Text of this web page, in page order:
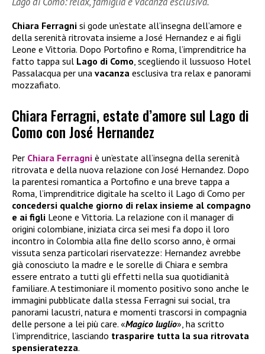
Chiara Ferragni si gode un’estate all’insegna dell’amore e
della serenità ritrovata insieme a José Hernandez e ai figli
Leone e Vittoria. Dopo Portofino e Roma, l’imprenditrice ha
fatto tappa sul Lago di Como, scegliendo il lussuoso Hotel
Passalacqua per una vacanza esclusiva tra relax e panorami
mozzafiato.
Chiara Ferragni, estate d’amore sul Lago di
Como con José Hernandez
Per Chiara Ferragni è un’estate all’insegna della serenità
ritrovata e della nuova relazione con José Hernandez. Dopo
la parentesi romantica a Portofino e una breve tappa a
Roma, l’imprenditrice digitale ha scelto il Lago di Como per
concedersi qualche giorno di relax insieme al compagno
e ai figli Leone e Vittoria. La relazione con il manager di
origini colombiane, iniziata circa sei mesi fa dopo il loro
incontro in Colombia alla fine dello scorso anno, è ormai
vissuta senza particolari riservatezze: Hernandez avrebbe
già conosciuto la madre e le sorelle di Chiara e sembra
essere entrato a tutti gli effetti nella sua quotidianità
familiare. A testimoniare il momento positivo sono anche le
immagini pubblicate dalla stessa Ferragni sui social, tra
panorami lacustri, natura e momenti trascorsi in compagnia
delle persone a lei più care. «Magico luglio», ha scritto
l’imprenditrice, lasciando trasparire tutta la sua ritrovata
spensieratezza.